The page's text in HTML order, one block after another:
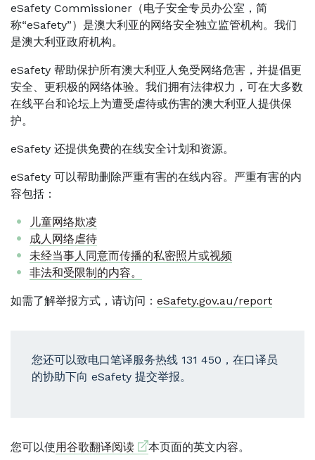
eSafety Commissioner（电子安全专员办公室，简
称“eSafety”）是澳大利亚的网络安全独立监管机构。我们
是澳大利亚政府机构。
eSafety 帮助保护所有澳大利亚人免受网络危害，并提倡更
安全、更积极的网络体验。我们拥有法律权力，可在大多数
在线平台和论坛上为遭受虐待或伤害的澳大利亚人提供保
护。
eSafety 还提供免费的在线安全计划和资源。
eSafety 可以帮助删除严重有害的在线内容。严重有害的内
容包括：
儿童网络欺凌
成人网络虐待
未经当事人同意而传播的私密照片或视频
非法和受限制的内容。
如需了解举报方式，请访问： eSafety.gov.au/report
您还可以致电口笔译服务热线 131 450，在口译员
的协助下向 eSafety 提交举报。
您可以使用谷歌翻译阅读External link
本页面的英文内容。